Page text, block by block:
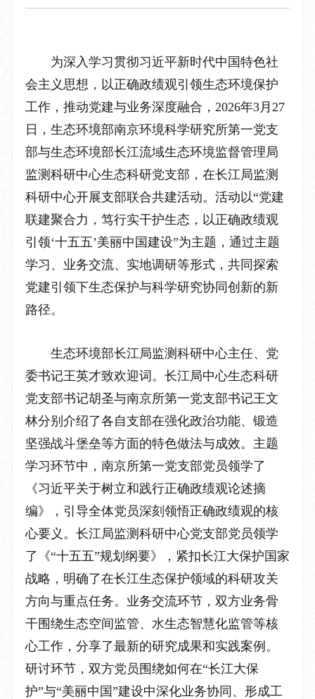
为深入学习贯彻习近平新时代中国特色社
会主义思想，以正确政绩观引领生态环境保护
工作，推动党建与业务深度融合，2026年3月27
日，生态环境部南京环境科学研究所第一党支
部与生态环境部长江流域生态环境监督管理局
监测科研中心生态科研党支部，在长江局监测
科研中心开展支部联合共建活动。活动以“党建
联建聚合力，笃行实干护生态，以正确政绩观
引领‘十五五’美丽中国建设”为主题，通过主题
学习、业务交流、实地调研等形式，共同探索
党建引领下生态保护与科学研究协同创新的新
路径。
生态环境部长江局监测科研中心主任、党
委书记王英才致欢迎词。长江局中心生态科研
党支部书记胡圣与南京所第一党支部书记王文
林分别介绍了各自支部在强化政治功能、锻造
坚强战斗堡垒等方面的特色做法与成效。主题
学习环节中，南京所第一党支部党员领学了
《习近平关于树立和践行正确政绩观论述摘
编》，引导全体党员深刻领悟正确政绩观的核
心要义。长江局监测科研中心党支部党员领学
了《“十五五”规划纲要》，紧扣长江大保护国家
战略，明确了在长江生态保护领域的科研攻关
方向与重点任务。业务交流环节，双方业务骨
干围绕生态空间监管、水生态智慧化监管等核
心工作，分享了最新的研究成果和实践案例。
研讨环节，双方党员围绕如何在“长江大保
护”与“美丽中国”建设中深化业务协同、形成工